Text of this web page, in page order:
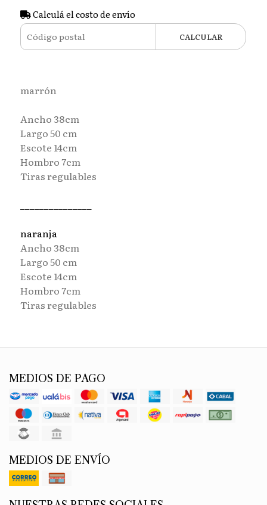
Calculá el costo de envío
CALCULAR
marrón
Ancho 38cm
Largo 50 cm
Escote 14cm
Hombro 7cm
Tiras regulables
naranja
Ancho 38cm
Largo 50 cm
Escote 14cm
Hombro 7cm
Tiras regulables
MEDIOS DE PAGO
MEDIOS DE ENVÍO